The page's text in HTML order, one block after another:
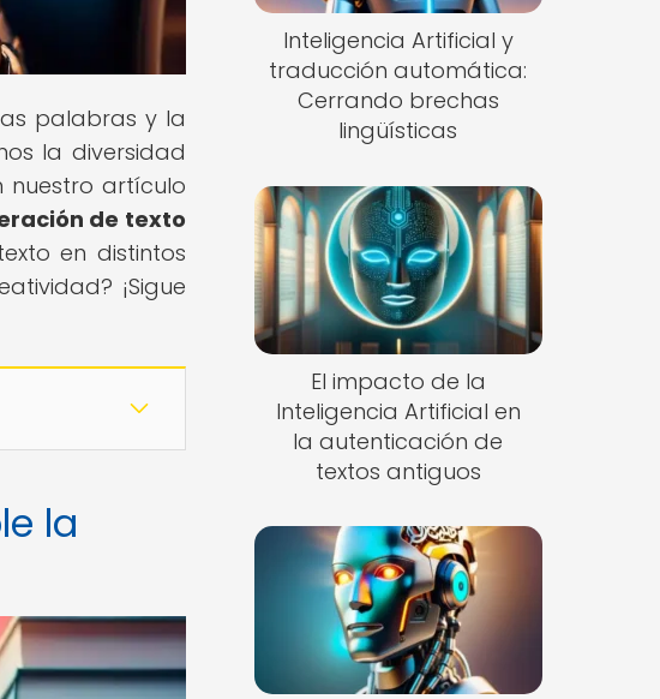
palabras y la
la diversidad
nuestro artículo
de texto
en distintos
¡Sigue
la
Inteligencia Artificial y
traducción automática:
Cerrando brechas
lingüísticas
El impacto de la
Inteligencia Artificial en
la autenticación de
textos antiguos